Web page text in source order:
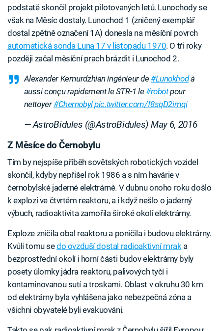
podstatě skončil projekt pilotovaných letů. Lunochody se
však na Měsíc dostaly. Lunochod 1 (zničený exemplář
dostal zpětně označení 1A) donesla na měsíční povrch
automatická sonda Luna 17 v listopadu 1970. O tři roky
později začal měsíční prach brázdit i Lunochod 2.
Alexander Kemurdzhian ingénieur de#Lunokhodà
aussi conçu rapidement le STR-1 le#robotpour
nettoyer#Chernobylpic.twitter.com/f8sqD2imqi
— AstroBidules (@AstroBidules)May 6, 2016
Z Měsíce do Černobylu
Tím by nejspíše příběh sovětských robotických vozidel
skončil, kdyby nepřišel rok 1986 a s ním havárie v
černobylské jaderné elektrárně. V dubnu onoho roku došlo
k explozi ve čtvrtém reaktoru, a i když nešlo o jaderný
výbuch, radioaktivita zamořila široké okolí elektrárny.
Exploze zničila obal reaktoru a poničila i budovu elektrárny.
Kvůli tomu sedo ovzduší dostal radioaktivní mrak a
bezprostřední okolí i horní části budov elektrárny byly
posety úlomky jádra reaktoru, palivových tyčí i
kontaminovanou sutí a troskami. Oblast v okruhu 30 km
od elektrárny byla vyhlášena jako nebezpečná zóna a
všichni obyvatelé byli evakuováni.